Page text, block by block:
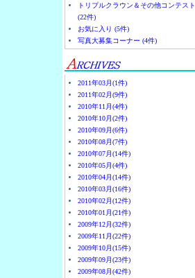
トリプルクラウン＆その他コンテスト
(22件)
お気に入り (5件)
写真大募集コーナー (4件)
2011年03月(1件)
2011年02月(9件)
2010年11月(4件)
2010年10月(2件)
2010年09月(6件)
2010年08月(7件)
2010年07月(14件)
2010年05月(4件)
2010年04月(14件)
2010年03月(16件)
2010年02月(12件)
2010年01月(21件)
2009年12月(32件)
2009年11月(22件)
2009年10月(15件)
2009年09月(23件)
2009年08月(42件)